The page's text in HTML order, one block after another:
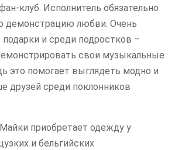
клуб. Исполнитель обязательно
демонстрацию любви. Очень
и среди подростков –
свои музыкальные
это помогает выглядеть модно и
друзей среди поклонников
приобретает одежду у
и бельгийских